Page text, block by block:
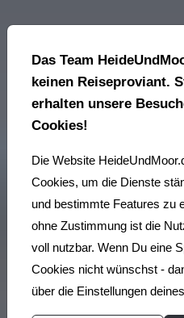
WIR
ES
Das Team
keinen Reiseproviant.
erhalten unsere
Cookies!
Die Website
Cookies, um die Dienste
und bestimmte Features zu
ohne Zustimmung ist die
voll nutzbar. Wenn Du eine
Cookies nicht wünschst -
über die Einstellungen